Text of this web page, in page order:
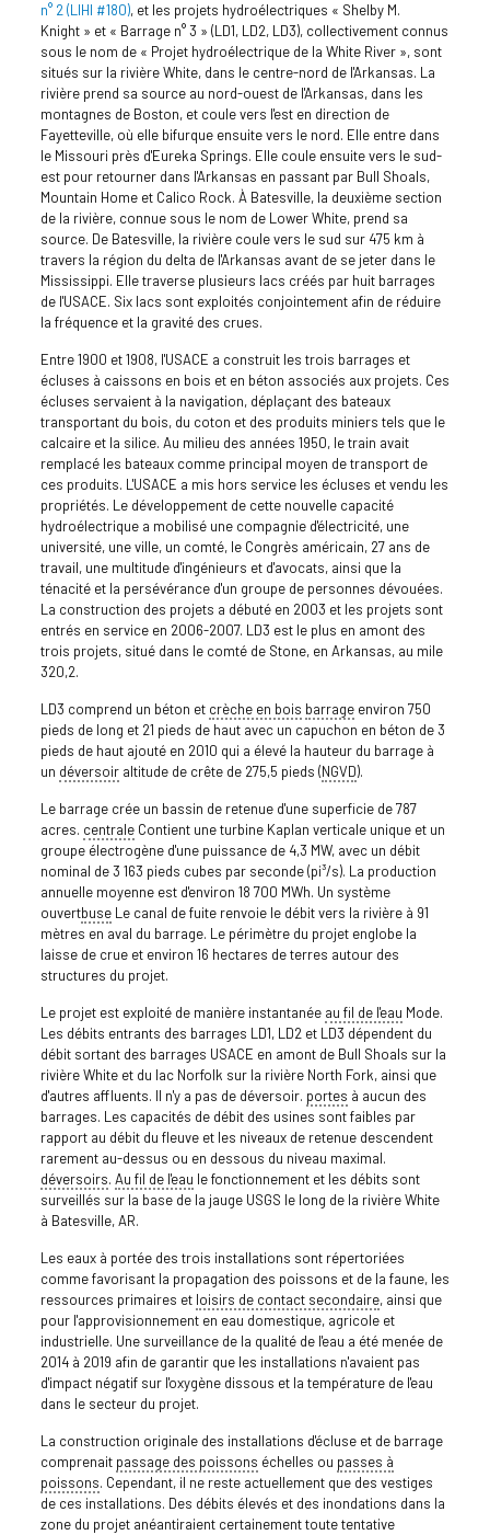
n° 2 (LIHI #180), et les projets hydroélectriques « Shelby M.
Knight » et « Barrage n° 3 » (LD1, LD2, LD3), collectivement connus
sous le nom de « Projet hydroélectrique de la White River », sont
situés sur la rivière White, dans le centre-nord de l'Arkansas. La
rivière prend sa source au nord-ouest de l'Arkansas, dans les
montagnes de Boston, et coule vers l'est en direction de
Fayetteville, où elle bifurque ensuite vers le nord. Elle entre dans
le Missouri près d'Eureka Springs. Elle coule ensuite vers le sud-
est pour retourner dans l'Arkansas en passant par Bull Shoals,
Mountain Home et Calico Rock. À Batesville, la deuxième section
de la rivière, connue sous le nom de Lower White, prend sa
source. De Batesville, la rivière coule vers le sud sur 475 km à
travers la région du delta de l'Arkansas avant de se jeter dans le
Mississippi. Elle traverse plusieurs lacs créés par huit barrages
de l'USACE. Six lacs sont exploités conjointement afin de réduire
la fréquence et la gravité des crues.
Entre 1900 et 1908, l'USACE a construit les trois barrages et
écluses à caissons en bois et en béton associés aux projets. Ces
écluses servaient à la navigation, déplaçant des bateaux
transportant du bois, du coton et des produits miniers tels que le
calcaire et la silice. Au milieu des années 1950, le train avait
remplacé les bateaux comme principal moyen de transport de
ces produits. L'USACE a mis hors service les écluses et vendu les
propriétés. Le développement de cette nouvelle capacité
hydroélectrique a mobilisé une compagnie d'électricité, une
université, une ville, un comté, le Congrès américain, 27 ans de
travail, une multitude d'ingénieurs et d'avocats, ainsi que la
ténacité et la persévérance d'un groupe de personnes dévouées.
La construction des projets a débuté en 2003 et les projets sont
entrés en service en 2006-2007. LD3 est le plus en amont des
trois projets, situé dans le comté de Stone, en Arkansas, au mile
320,2.
LD3 comprend un béton et crèche en bois barrageenviron 750
pieds de long et 21 pieds de haut avec un capuchon en béton de 3
pieds de haut ajouté en 2010 qui a élevé la hauteur du barrage à
un déversoiraltitude de crête de 275,5 pieds (NGVD).
Le barrage crée un bassin de retenue d'une superficie de 787
acres. centraleContient une turbine Kaplan verticale unique et un
groupe électrogène d'une puissance de 4,3 MW, avec un débit
nominal de 3 163 pieds cubes par seconde (pi³/s). La production
annuelle moyenne est d'environ 18 700 MWh. Un système
ouvertbuseLe canal de fuite renvoie le débit vers la rivière à 91
mètres en aval du barrage. Le périmètre du projet englobe la
laisse de crue et environ 16 hectares de terres autour des
structures du projet.
Le projet est exploité de manière instantanée au fil de l'eau Mode.
Les débits entrants des barrages LD1, LD2 et LD3 dépendent du
débit sortant des barrages USACE en amont de Bull Shoals sur la
rivière White et du lac Norfolk sur la rivière North Fork, ainsi que
d'autres affluents. Il n'y a pas de déversoir. portes à aucun des
barrages. Les capacités de débit des usines sont faibles par
rapport au débit du fleuve et les niveaux de retenue descendent
rarement au-dessus ou en dessous du niveau maximal.
déversoirs. Au fil de l'eau le fonctionnement et les débits sont
surveillés sur la base de la jauge USGS le long de la rivière White
à Batesville, AR.
Les eaux à portée des trois installations sont répertoriées
comme favorisant la propagation des poissons et de la faune, les
ressources primaires et loisirs de contact secondaire, ainsi que
pour l'approvisionnement en eau domestique, agricole et
industrielle. Une surveillance de la qualité de l'eau a été menée de
2014 à 2019 afin de garantir que les installations n'avaient pas
d'impact négatif sur l'oxygène dissous et la température de l'eau
dans le secteur du projet.
La construction originale des installations d'écluse et de barrage
comprenait passage des poissons échelles ou passes à
poissons. Cependant, il ne reste actuellement que des vestiges
de ces installations. Des débits élevés et des inondations dans la
zone du projet anéantiraient certainement toute tentative